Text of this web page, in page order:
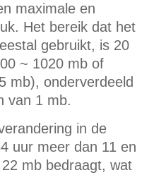
maximale en
Het bereik dat het
gebruikt, is 20
~ 1020 mb of
mb), onderverdeeld
van 1 mb.
in de
uur meer dan 11 en
mb bedraagt, wat